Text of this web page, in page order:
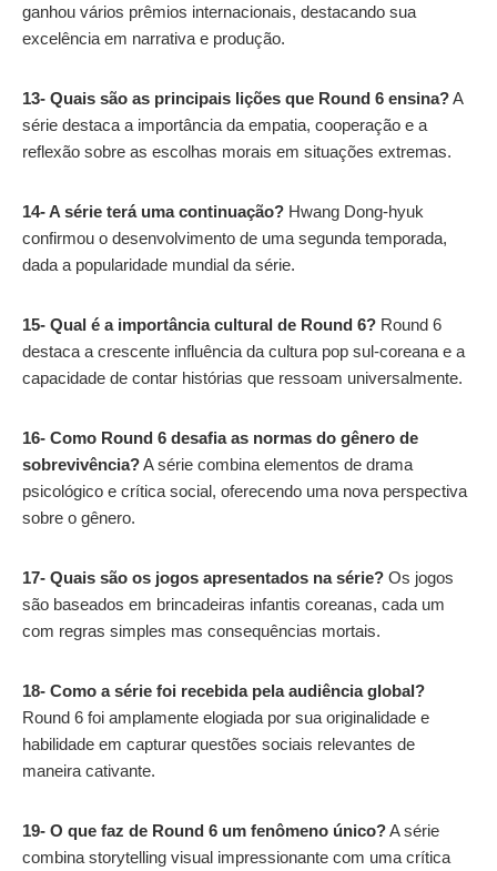
ganhou vários prêmios internacionais, destacando sua
excelência em narrativa e produção.
13- Quais são as principais lições que Round 6 ensina?A
série destaca a importância da empatia, cooperação e a
reflexão sobre as escolhas morais em situações extremas.
14- A série terá uma continuação? Hwang Dong-hyuk
confirmou o desenvolvimento de uma segunda temporada,
dada a popularidade mundial da série.
15- Qual é a importância cultural de Round 6? Round 6
destaca a crescente influência da cultura pop sul-coreana e a
capacidade de contar histórias que ressoam universalmente.
16- Como Round 6 desafia as normas do gênero de
sobrevivência?A série combina elementos de drama
psicológico e crítica social, oferecendo uma nova perspectiva
sobre o gênero.
17- Quais são os jogos apresentados na série? Os jogos
são baseados em brincadeiras infantis coreanas, cada um
com regras simples mas consequências mortais.
18- Como a série foi recebida pela audiência global?
Round 6 foi amplamente elogiada por sua originalidade e
habilidade em capturar questões sociais relevantes de
maneira cativante.
19- O que faz de Round 6 um fenômeno único?A série
combina storytelling visual impressionante com uma crítica